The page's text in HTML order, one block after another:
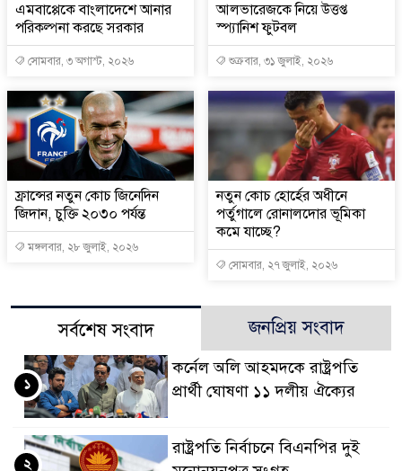
এমবাপ্পেকে বাংলাদেশে আনার
পরিকল্পনা করছে সরকার
সোমবার, ৩ অগাস্ট, ২০২৬
আলভারেজকে নিয়ে উত্তপ্ত
স্প্যানিশ ফুটবল
শুক্রবার, ৩১ জুলাই, ২০২৬
ফ্রান্সের নতুন কোচ জিনেদিন
জিদান, চুক্তি ২০৩০ পর্যন্ত
মঙ্গলবার, ২৮ জুলাই, ২০২৬
নতুন কোচ হোর্হের অধীনে
পর্তুগালে রোনালদোর ভূমিকা
কমে যাচ্ছে?
সোমবার, ২৭ জুলাই, ২০২৬
সর্বশেষ সংবাদ জনপ্রিয় সংবাদ
কর্নেল অলি আহমদকে রাষ্ট্রপতি
প্রার্থী ঘোষণা ১১ দলীয় ঐক্যের
১
রাষ্ট্রপতি নির্বাচনে বিএনপির দুই
২